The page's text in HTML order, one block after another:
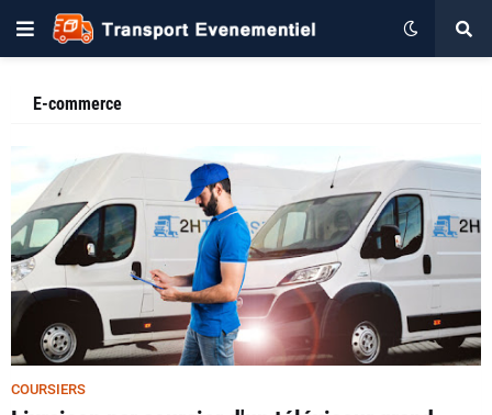
E-commerce
COURSIERS